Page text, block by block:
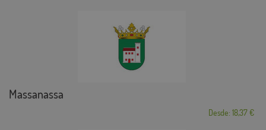
Massanassa
Desde: 18,37 €